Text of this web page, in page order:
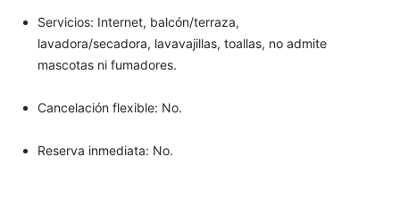
Servicios: Internet, balcón/terraza,
lavadora/secadora, lavavajillas, toallas, no admite
mascotas ni fumadores.
Cancelación flexible: No.
Reserva inmediata: No.